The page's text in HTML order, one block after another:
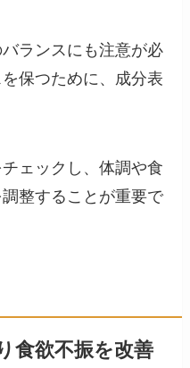
ランスにも注意が必
保つために、成分表
ェックし、体調や食
整することが重要で
食欲不振を改善